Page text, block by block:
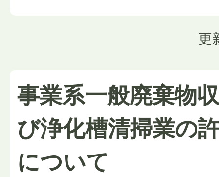
更
事業系一般廃棄物
び浄化槽清掃業の
について